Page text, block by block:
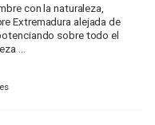
con la naturaleza,
Extremadura alejada de
sobre todo el
...